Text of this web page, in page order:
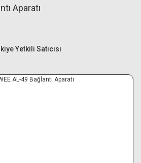
III
Aparatı
Yetkili Satıcısı